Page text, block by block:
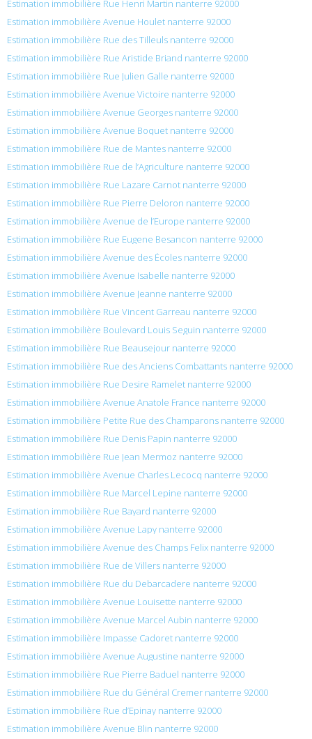
Estimation immobilière Rue Henri Martin nanterre 92000
Estimation immobilière Avenue Houlet nanterre 92000
Estimation immobilière Rue des Tilleuls nanterre 92000
Estimation immobilière Rue Aristide Briand nanterre 92000
Estimation immobilière Rue Julien Galle nanterre 92000
Estimation immobilière Avenue Victoire nanterre 92000
Estimation immobilière Avenue Georges nanterre 92000
Estimation immobilière Avenue Boquet nanterre 92000
Estimation immobilière Rue de Mantes nanterre 92000
Estimation immobilière Rue de l’Agriculture nanterre 92000
Estimation immobilière Rue Lazare Carnot nanterre 92000
Estimation immobilière Rue Pierre Deloron nanterre 92000
Estimation immobilière Avenue de l’Europe nanterre 92000
Estimation immobilière Rue Eugene Besancon nanterre 92000
Estimation immobilière Avenue des Écoles nanterre 92000
Estimation immobilière Avenue Isabelle nanterre 92000
Estimation immobilière Avenue Jeanne nanterre 92000
Estimation immobilière Rue Vincent Garreau nanterre 92000
Estimation immobilière Boulevard Louis Seguin nanterre 92000
Estimation immobilière Rue Beausejour nanterre 92000
Estimation immobilière Rue des Anciens Combattants nanterre 92000
Estimation immobilière Rue Desire Ramelet nanterre 92000
Estimation immobilière Avenue Anatole France nanterre 92000
Estimation immobilière Petite Rue des Champarons nanterre 92000
Estimation immobilière Rue Denis Papin nanterre 92000
Estimation immobilière Rue Jean Mermoz nanterre 92000
Estimation immobilière Avenue Charles Lecocq nanterre 92000
Estimation immobilière Rue Marcel Lepine nanterre 92000
Estimation immobilière Rue Bayard nanterre 92000
Estimation immobilière Avenue Lapy nanterre 92000
Estimation immobilière Avenue des Champs Felix nanterre 92000
Estimation immobilière Rue de Villers nanterre 92000
Estimation immobilière Rue du Debarcadere nanterre 92000
Estimation immobilière Avenue Louisette nanterre 92000
Estimation immobilière Avenue Marcel Aubin nanterre 92000
Estimation immobilière Impasse Cadoret nanterre 92000
Estimation immobilière Avenue Augustine nanterre 92000
Estimation immobilière Rue Pierre Baduel nanterre 92000
Estimation immobilière Rue du Général Cremer nanterre 92000
Estimation immobilière Rue d’Epinay nanterre 92000
Estimation immobilière Avenue Blin nanterre 92000